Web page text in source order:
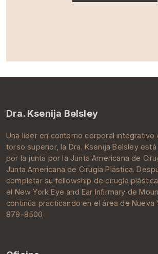
Dra. Ksenija Belsley
Una líder en contorno corporal integrativo
torso superior, la Dra. Ksenija Belsleyestá
por la junta por la Junta Americana de
Junta Americana de Cirugía Plástica.
completar su fellowship de cirugía
el New York Eye and Ear Infirmary de
continúa practicando en el área de Nueva
879-8500